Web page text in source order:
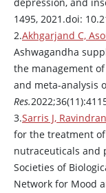
1495, 2021.doi:
2.Akhgarjand C,
Ashwagandha
the management
and meta-analysis
Res.
3.Sarris J,
for the treatment
nutraceuticals and
Societies of
Network for Mood